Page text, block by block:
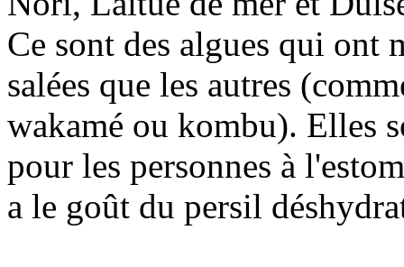
Ce sont des algues qui ont
salées que les autres
wakamé ou kombu). Elles
pour les personnes à
a le goût du persil